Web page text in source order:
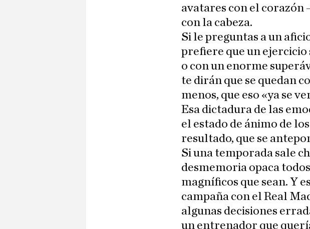
avatares con el corazón
con la cabeza.
Si le preguntas a un
prefiere que un
o con un enorme
te dirán que se quedan
menos, que eso «ya se
Esa dictadura de las
el estado de ánimo de
resultado, que se
Si una temporada sale
desmemoria opaca
magníficos que sean. Y
campaña con el Real
algunas decisiones
un entrenador que